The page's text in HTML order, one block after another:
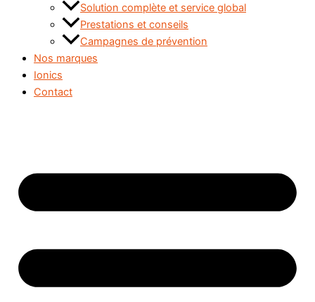
Solution complète et service global
Prestations et conseils
Campagnes de prévention
Nos marques
Ionics
Contact